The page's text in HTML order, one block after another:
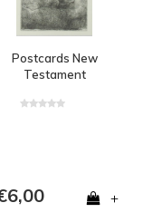
Postcards New
Testament
+